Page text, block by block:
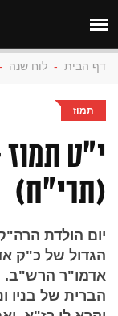
דף הבית - לוח שנה
תמוז
י"ט
(תרי"ח)
יום הולדת
הגדול של כ"ק
אדמו"ר הרש"ב.
הברית של בניו